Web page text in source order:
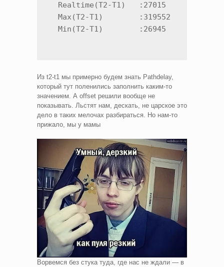
Realtime(T2-T1)   :27015
  Max(T2-T1)        :319552
  Min(T2-T1)        :26945
Из t2-t1 мы примерно будем знать Pathdelay,
который тут поленились заполнить каким-то
значением. А offset решили вообще не
показывать. Льстят нам, дескать, не царское это
дело в таких мелочах разбираться. Но нам-то
прижало, мы у мамы
Ворвемся без стука туда, где нас не ждали — в